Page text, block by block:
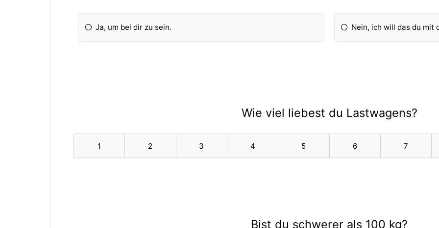
Ja, um bei dir zu sein. Nein, ich will das du mit
Wie viel liebest du Lastwagens?
1 2 3 4 5 6 7
Bist du schwerer als 100 kg?